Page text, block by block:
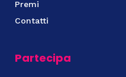
Premi
Contatti
Partecipa